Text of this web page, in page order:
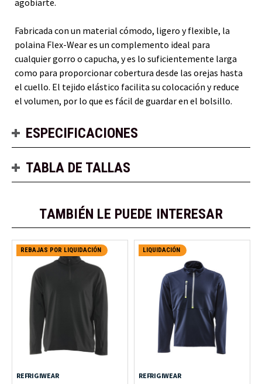
Fabricada con un material cómodo, ligero y flexible, la
polaina Flex-Wear es un complemento ideal para
cualquier gorro o capucha, y es lo suficientemente larga
como para proporcionar cobertura desde las orejas hasta
el cuello. El tejido elástico facilita su colocación y reduce
el volumen, por lo que es fácil de guardar en el bolsillo.
ESPECIFICACIONES
TABLA DE TALLAS
TAMBIÉN LE PUEDE INTERESAR
REBAJAS POR LIQUIDACIÓN
REFRIGIWEAR
LIQUIDACIÓN
REFRIGIWEAR